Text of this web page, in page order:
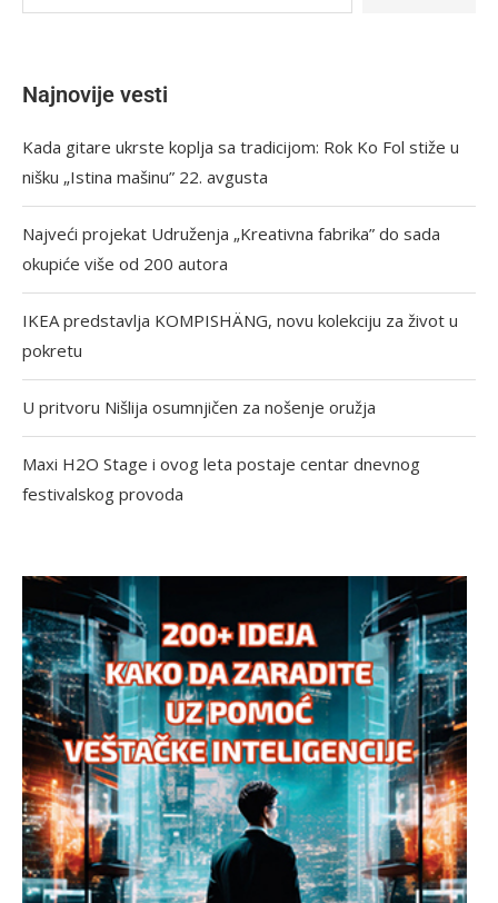
Najnovije vesti
Kada gitare ukrste koplja sa tradicijom: Rok Ko Fol stiže u
nišku „Istina mašinu” 22. avgusta
Najveći projekat Udruženja „Kreativna fabrika” do sada
okupiće više od 200 autora
IKEA predstavlja KOMPISHÄNG, novu kolekciju za život u
pokretu
U pritvoru Nišlija osumnjičen za nošenje oružja
Maxi H2O Stage i ovog leta postaje centar dnevnog
festivalskog provoda